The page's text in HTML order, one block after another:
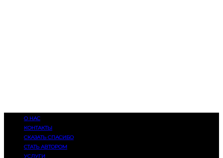
О НАС
КОНТАКТЫ
СКАЗАТЬ СПАСИБО
СТАТЬ АВТОРОМ
УСЛУГИ